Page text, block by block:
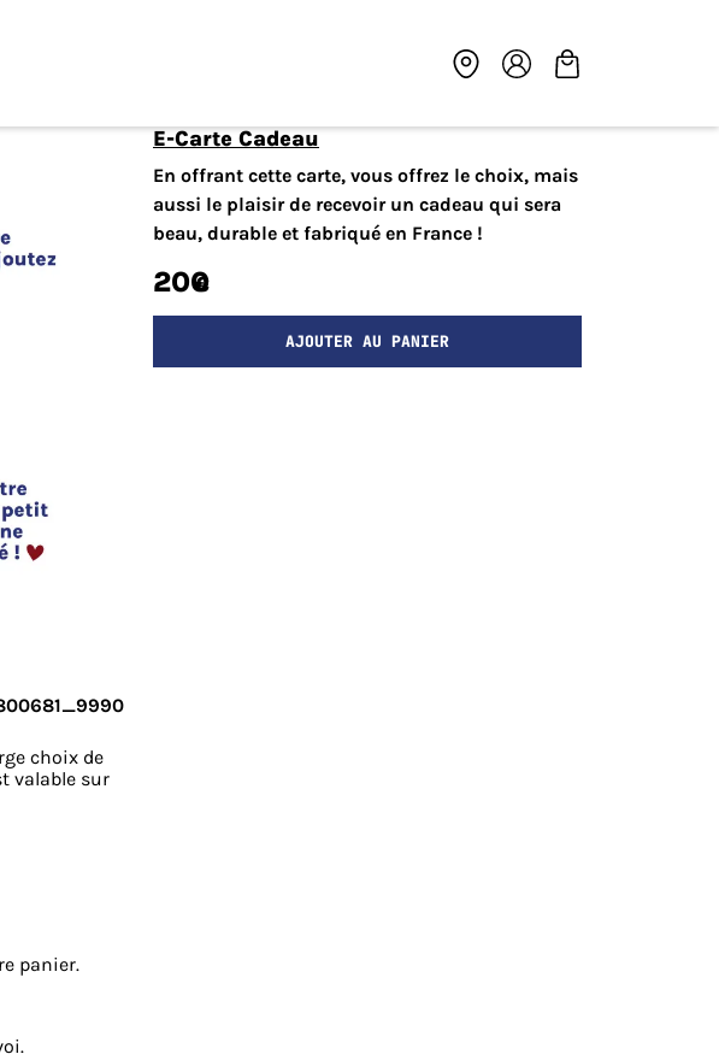
E-Carte Cadeau
En offrant cette carte, vous offrez le choix, mais
aussi le plaisir de recevoir un cadeau qui sera
beau, durable et fabriqué en France !
200
€
AJOUTER AU PANIER
choix de
valable sur
panier.